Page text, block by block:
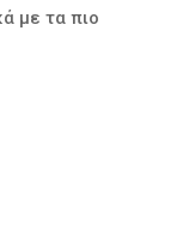
με τα πιο